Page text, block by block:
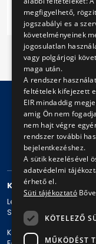
Impresszum
Adatvédelmi
KAPCSOLAT
Levelezési cím: 1980
Székhely: 1980
Központi telefonszám: +
megfigyelhető,
jogszabályi es a
követelményeinek
jogosulatlan
vagy polgárjogi
maga után.
A rendszer
feltételek kifejezett
EIR mindaddig
amig Ön nem
nem hajt végre
rendszer további
bejelentkezéshez.
A sütik kezelésével
adatvédelmi
érhető el.
Süti tájékoztató
KÖTELEZŐ
MŰKÖDÉST